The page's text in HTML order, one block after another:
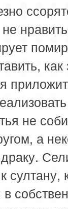
как
не
а
султану,